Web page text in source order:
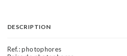
DESCRIPTION
Ref.:photophores